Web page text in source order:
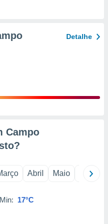
Detalhe
Campo
?
Abril Maio Junho
Min: 17°C